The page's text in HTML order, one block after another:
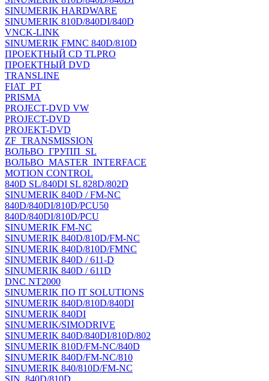
SINUMERIK HARDWARE
SINUMERIK 810D/840DI/840D
VNCK-LINK
SINUMERIK FMNC 840D/810D
ПРОЕКТНЫЙ CD TLPRO
ПРОЕКТНЫЙ DVD
TRANSLINE
FIAT_PT
PRISMA
PROJECT-DVD VW
PROJECT-DVD
PROJEKT-DVD
ZF_TRANSMISSION
ВОЛЬВО_ГРУПП_SL
ВОЛЬВО_MASTER_INTERFACE
MOTION CONTROL
840D SL/840DI SL 828D/802D
SINUMERIK 840D / FM-NC
840D/840DI/810D/PCU50
840D/840DI/810D/PCU
SINUMERIK FM-NC
SINUMERIK 840D/810D/FM-NC
SINUMERIK 840D/810D/FMNC
SINUMERIK 840D / 611-D
SINUMERIK 840D / 611D
DNC NT2000
SINUMERIK ПО IT SOLUTIONS
SINUMERIK 840D/810D/840DI
SINUMERIK 840DI
SINUMERIK/SIMODRIVE
SINUMERIK 840D/840DI/810D/802
SINUMERIK 810D/FM-NC/840D
SINUMERIK 840D/FM-NC/810
SINUMERIK 840/810D/FM-NC
SIN. 840D/810D